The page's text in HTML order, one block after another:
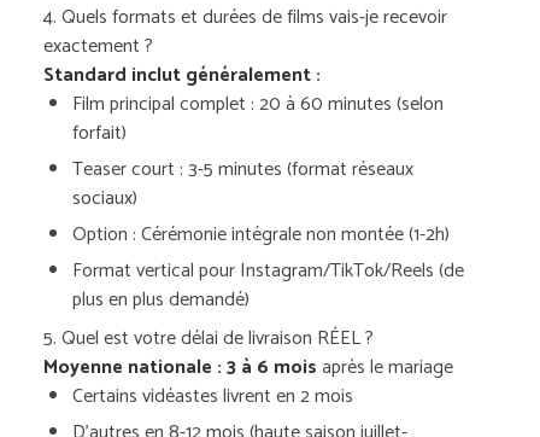
4. Quels formats et durées de films vais-je recevoir
exactement ?
Standard inclut généralement :
Film principal complet : 20 à 60 minutes (selon
forfait)
Teaser court : 3-5 minutes (format réseaux
sociaux)
Option : Cérémonie intégrale non montée (1-2h)
Format vertical pour Instagram/TikTok/Reels (de
plus en plus demandé)
5. Quel est votre délai de livraison RÉEL ?
Moyenne nationale : 3 à 6 moisaprès le mariage
Certains vidéastes livrent en 2 mois